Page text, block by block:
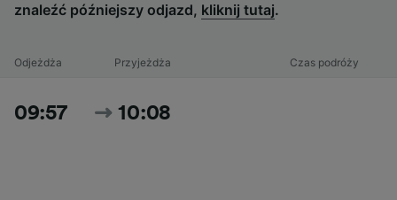
znaleźć późniejszy odjazd, kliknij tutaj.
Odjeżdża Przyjeżdża Czas podróży
09:57 10:08